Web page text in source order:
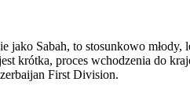
jako Sabah, to stosunkowo
krótka, proces wchodzenia do
First Division.